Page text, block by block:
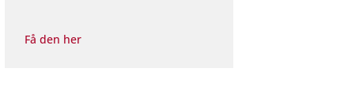
Få den her